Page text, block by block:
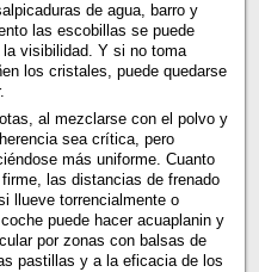
de agua, barro y
las escobillas se puede
visibilidad. Y si no toma
los cristales, puede quedarse
al mezclarse con el polvo y
sea crítica, pero
más uniforme. Cuanto
las distancias de frenado
llueve torrencialmente o
puede hacer acuaplanin y
por zonas con balsas de
pastillas y a la eficacia de los